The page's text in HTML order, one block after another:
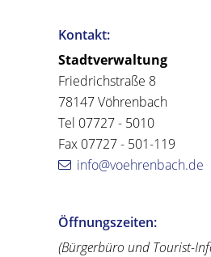
Kontakt:
Stadtverwaltung
Friedrichstraße 8
78147 Vöhrenbach
Tel 07727 - 5010
Fax 07727 - 501-119
info@voehrenbach.de
Öffnungszeiten:
(Bürgerbüro und Tourist-